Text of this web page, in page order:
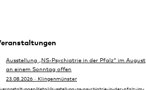
Ausstellung „NS-Psychiatrie in der Pfalz“ im August
an einem Sonntag offen
23.08.2026 · Klingenmünster